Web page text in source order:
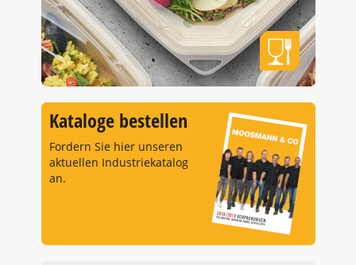
Kataloge bestellen
Fordern Sie hier unseren
aktuellen Industriekatalog
an.